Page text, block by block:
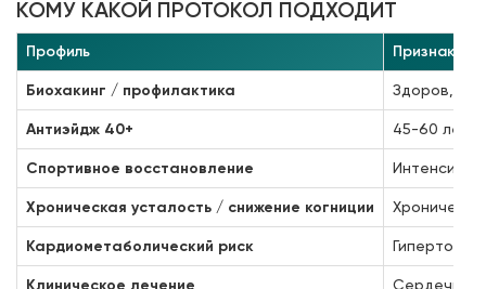
КОМУ КАКОЙ ПРОТОКОЛ ПОДХОДИТ
Профиль Признаки
Биохакинг / профилактика Здоров, 30-
Антиэйдж 40+ 45-60 лет;
Спортивное восстановление
Хроническая усталость / снижение когниции
Кардиометаболический риск
Клиническое лечение Сердечная